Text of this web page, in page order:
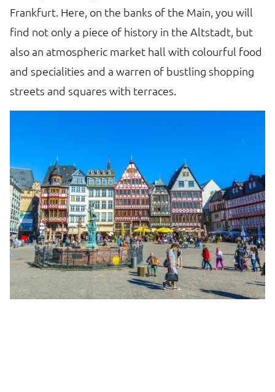
Frankfurt. Here, on the banks of the Main, you will
find not only a piece of history in the Altstadt, but
also an atmospheric market hall with colourful food
and specialities and a warren of bustling shopping
streets and squares with terraces.